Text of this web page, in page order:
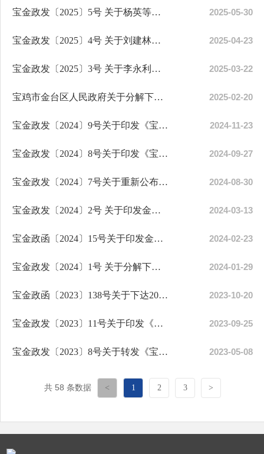
宝金政发〔2025〕5号 关于杨英等同志任免职的通知 2025-05-30
宝金政发〔2025〕4号 关于刘建林等同志任免职的通知 2025-04-23
宝金政发〔2025〕3号 关于李永利等同志正式任职的通知 2025-03-22
宝鸡市金台区人民政府关于分解下达2025年区政府工作报告及民生实事项目重点任务的通知 2025-02-20
宝金政发〔2024〕9号关于印发《宝鸡市金台区税费保障办法》的通知 2024-11-23
宝金政发〔2024〕8号关于印发《宝鸡市金台区区级储备粮管理办法》的通知 2024-09-27
宝金政发〔2024〕7号关于重新公布全区征收农用地区片综合地价的通知 2024-08-30
宝金政发〔2024〕2号 关于印发金台区节能减排综合工作实施方案（2023-2025）的通知 2024-03-13
宝金政函〔2024〕15号关于印发金台区重污染天气应急预案的通知 2024-02-23
宝金政发〔2024〕1号 关于分解下达2024年区政府工作报告及民生实事项目重点任务... 2024-01-29
宝金政函〔2023〕138号关于下达2023年度耕地保护责任目标任务的通知 2023-10-20
宝金政发〔2023〕11号关于印发《宝鸡市金台区人民政府森林禁火令》的通知 2023-09-25
宝金政发〔2023〕8号关于转发《宝鸡市病媒生物预防控制管理办法》的通知 2023-05-08
共 58 条数据 < 1 2 3 >